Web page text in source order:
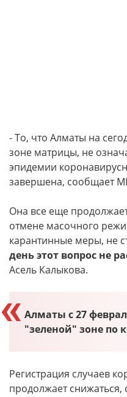
- То, что Алматы на
зоне матрицы, не
эпидемии
завершена, сообщает
Она все еще
отмене масочного
карантинные меры, не
день этот вопрос не
Асель Калыкова.
Алматы с 27
"зеленой" зоне по
Регистрация случаев
продолжает снижаться,